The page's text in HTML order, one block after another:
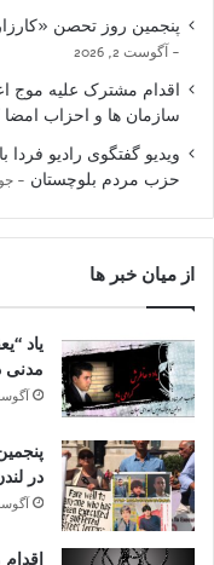
پنجمین روز تحصن
آگوست 2, 2026
اقدام مشترک علیه موج
سازمان ها و احزاب امضا
ویدیو گفتگوی رادیو
حزب مردم بلوچستان
از میان خبر ها
یاد
مدنی
آگوست 3,
در
آگوست 2,